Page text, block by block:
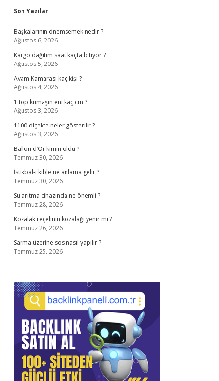
Sidebar
Son Yazılar
Başkalarının önemsemek nedir ?
Ağustos 6, 2026
Kargo dağıtım saat kaçta bitiyor ?
Ağustos 5, 2026
Avam Kamarası kaç kişi ?
Ağustos 4, 2026
1 top kumaşın eni kaç cm ?
Ağustos 3, 2026
1100 ölçekte neler gösterilir ?
Ağustos 3, 2026
Ballon d’Or kimin oldu ?
Temmuz 30, 2026
İstikbal-i kıble ne anlama gelir ?
Temmuz 30, 2026
Su arıtma cihazında ne önemli ?
Temmuz 28, 2026
Kozalak reçelinin kozalağı yenir mi ?
Temmuz 26, 2026
Sarma üzerine sos nasıl yapılır ?
Temmuz 25, 2026